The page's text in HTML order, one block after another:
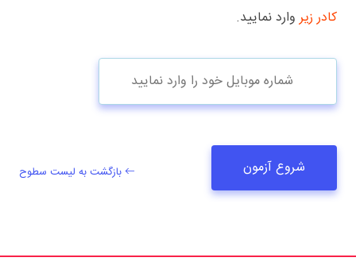
کادر زیروارد نمایید.
شروع آزمون بازگشت به لیست سطوح